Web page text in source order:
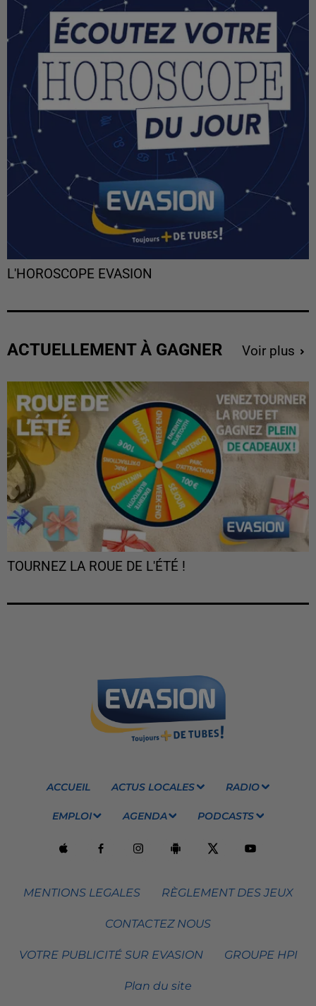
L'HOROSCOPE EVASION
ACTUELLEMENT À GAGNER Voir plus
TOURNEZ LA ROUE DE L'ÉTÉ !
ACCUEIL ACTUS LOCALES RADIO
EMPLOI AGENDA PODCASTS
MENTIONS LEGALES RÈGLEMENT DES JEUX
CONTACTEZ NOUS
VOTRE PUBLICITÉ SUR EVASION GROUPE HPI
Plan du site